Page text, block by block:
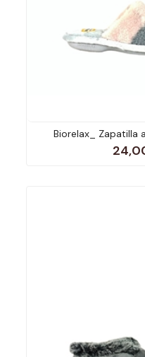
Biorelax_ Zapatilla